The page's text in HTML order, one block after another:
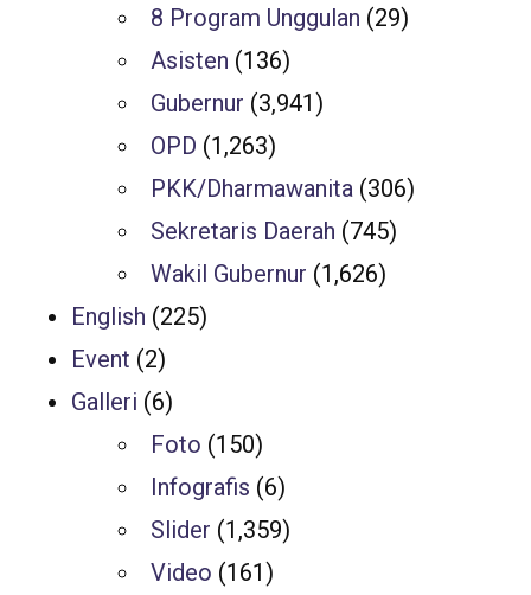
8 Program Unggulan (29)
Asisten (136)
Gubernur (3,941)
OPD (1,263)
PKK/Dharmawanita (306)
Sekretaris Daerah (745)
Wakil Gubernur (1,626)
English (225)
Event (2)
Galleri (6)
Foto (150)
Infografis (6)
Slider (1,359)
Video (161)